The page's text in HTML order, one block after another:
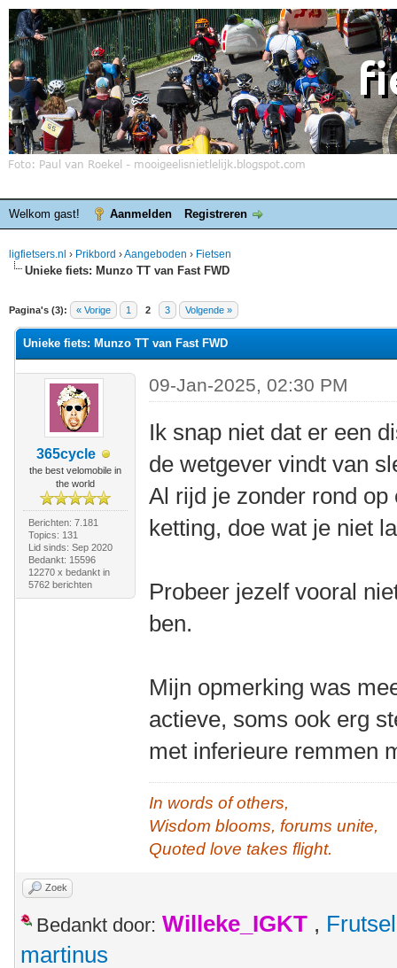
Welkom gast! Aanmelden Registreren
ligfietsers.nl › Prikbord ›Aangeboden › Fietsen
Unieke fiets: Munzo TT van Fast FWD
Pagina's (3): « Vorige 1 2 3 Volgende »
waardering is 0
Unieke fiets: Munzo TT van Fast FWD
365cycle
the best velomobile in
the world
Berichten: 7.181
Topics: 131
Lid sinds: Sep 2020
Bedankt: 15596
12270 x bedankt in
5762 berichten
09-Jan-2025, 02:30 PM
Ik snap niet dat er een
de wetgever vindt van
Al rijd je zonder rond
ketting, doe wat je niet
Probeer jezelf vooral
ben.
Mijn opmerking was
actieve, soms ook erg
met inferieure remmen
In words of others,
Wisdom blooms, forums unite,
Quoted love takes flight.
Zoek
Bedankt door: Willeke_IGKT , Frutsel
martinus